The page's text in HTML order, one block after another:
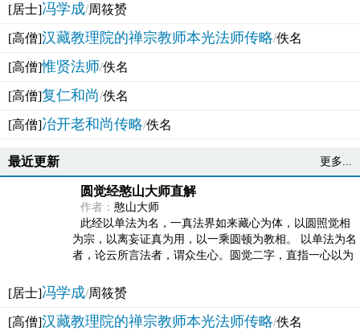
[居士]冯学成/周筱赟
[高僧]汉藏教理院的禅宗教师本光法师传略/佚名
[高僧]惟贤法师/佚名
[高僧]复仁和尚/佚名
[高僧]冶开老和尚传略/佚名
最近更新 更多...
圆觉经憨山大师直解
作者： 憨山大师
此经以单法为名，一真法界如来藏心为体，以圆照觉相
为宗，以离妄证真为用，以一乘圆顿为教相。 以单法为名
者，论云所言法者，谓众生心。圆觉二字，直指一心以为
[居士]冯学成/周筱赟
[高僧]汉藏教理院的禅宗教师本光法师传略/佚名